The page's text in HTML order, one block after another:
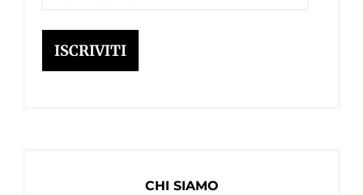
mail
ISCRIVITI
CHI SIAMO